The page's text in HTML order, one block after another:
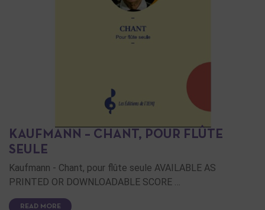
KAUFMANN – CHANT, POUR FLÛTE
SEULE
Kaufmann - Chant, pour flûte seule AVAILABLE AS
PRINTED OR DOWNLOADABLE SCORE …
READ MORE